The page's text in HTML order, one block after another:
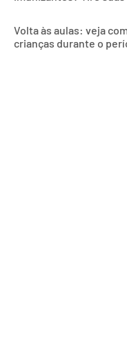
Volta às aulas: veja
crianças durante o